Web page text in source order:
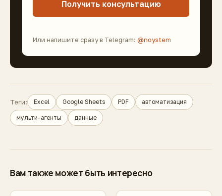
Получить консультацию
Или напишите сразу в Telegram: @noystem
Теги: Excel Google Sheets PDF автоматизация
мульти-агенты данные
Вам также может быть интересно